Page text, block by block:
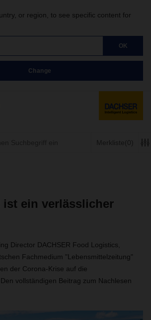
or region, to see specific content for
OK
Change
Merkliste(0)
ist ein verlässlicher
Director DACHSER Food Logistics,
Fachmedium "Lebensmittelzeitung"
der Corona-Krise auf die
vollständigen Beitrag zum Nachlesen